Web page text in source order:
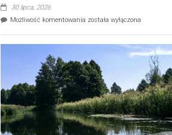
30 lipca, 2026
Możliwość komentowania Ekologiczne
wśród
nietoperzy
[wideo]
została wyłączona